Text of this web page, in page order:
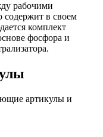
рабочими
содержит в своем
комплект
фосфора и
артикулы и